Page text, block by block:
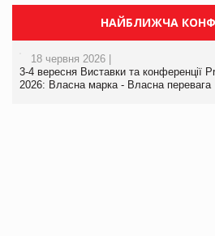
НАЙБЛИЖЧА
18 червня 2026 |
3-4 вересня Виставки та конференції
2026: Власна марка - Власна перевага